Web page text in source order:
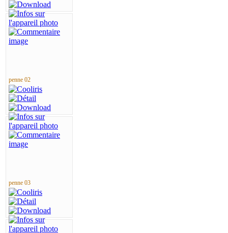
penne 02
penne 03